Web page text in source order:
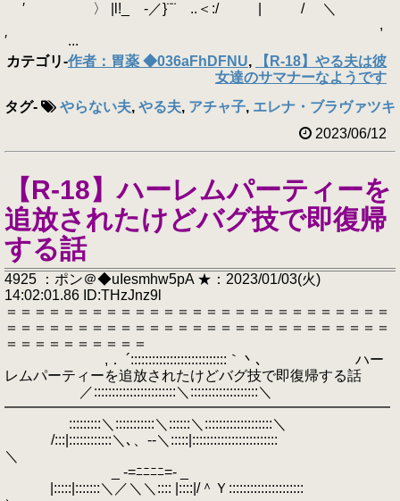
′ 〉 |l!_ -／}¨¨ ..＜:/ | / ＼
,
′ ...
カテゴリ-作者：胃薬 ◆036aFhDFNU,
【R-18】やる夫は彼
女達のサマナーなようです
タグ- やらない夫, やる夫, アチャ子, エレナ・ブラヴァツキ
2023/06/12
【R-18】ハーレムパーティーを
追放されたけどバグ技で即復帰
する話
4925 ：ポン＠◆uIesmhw5pA ★：2023/01/03(火)
14:02:01.86 ID:THzJnz9l
＝＝＝＝＝＝＝＝＝＝＝＝＝＝＝＝＝＝＝＝＝＝＝＝＝＝＝
＝＝＝＝＝＝＝＝＝＝＝＝＝＝＝＝＝＝＝＝＝＝＝＝＝＝＝
＝＝＝＝＝＝＝＝＝＝
,． ´:::::::::::::::::::::::::::｀丶､ ハー
レムパーティーを追放されたけどバグ技で即復帰する話
／:::::::::::::::::::::::＼:::::::::::::::::::＼
━━━━━━━━━━━━━━━━━━━━━━━━━━━
:::::::::＼:::::::::::＼::::::＼:::::::::::::::::::＼
/:::|::::::::::::＼､、--＼:::::|::::::::::::::::::::::::
＼
_ -=ﾆﾆﾆﾆ=- _
|:::::|:::::::＼／＼＼:::: |::::|/＾Ｙ:::::::::::::::::::::